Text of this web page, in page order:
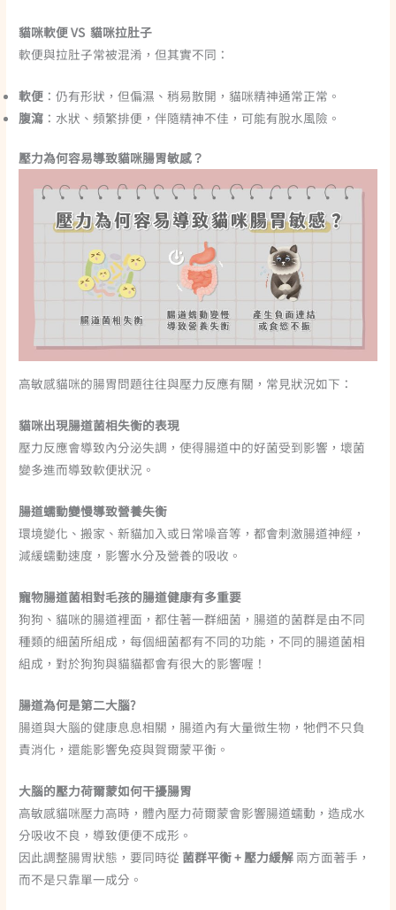
貓咪軟便 VS 貓咪拉肚子
軟便與拉肚子常被混淆，但其實不同：
軟便 ：仍有形狀，但偏濕、稍易散開，貓咪精神通常正常。
腹瀉 ：水狀、頻繁排便，伴隨精神不佳，可能有脫水風險。
壓力為何容易導致貓咪腸胃敏感？
高敏感貓咪的腸胃問題往往與壓力反應有關，常見狀況如下：
貓咪出現腸道菌相失衡的表現
壓力反應會導致內分泌失調，使得腸道中的好菌受到影響，壞菌
變多進而導致軟便狀況。
腸道蠕動變慢導致營養失衡
環境變化、搬家、新貓加入或日常噪音等，都會刺激腸道神經，
減緩蠕動速度，影響水分及營養的吸收。
寵物腸道菌相對毛孩的腸道健康有多重要
狗狗、貓咪的腸道裡面，都住著一群細菌，腸道的菌群是由不同
種類的細菌所組成，每個細菌都有不同的功能，不同的腸道菌相
組成，對於狗狗與貓貓都會有很大的影響喔！
腸道為何是第二大腦?
腸道與大腦的健康息息相關，腸道內有大量微生物，牠們不只負
責消化，還能影響免疫與賀爾蒙平衡。
大腦的壓力荷爾蒙如何干擾腸胃
高敏感貓咪壓力高時，體內壓力荷爾蒙會影響腸道蠕動，造成水
分吸收不良，導致便便不成形。
因此調整腸胃狀態，要同時從 菌群平衡 + 壓力緩解 兩方面著手，
而不是只靠單一成分。